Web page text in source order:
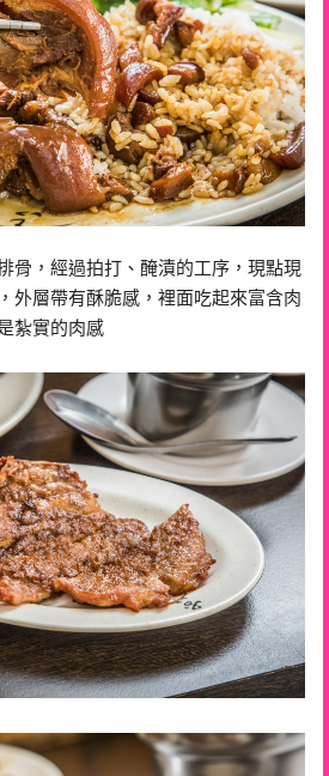
骨，經過拍打、醃漬的工序，現點現
外層帶有酥脆感，裡面吃起來富含肉
紮實的肉感